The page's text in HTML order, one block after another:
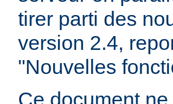
tirer parti des
version 2.4,
"Nouvelles
Ce document